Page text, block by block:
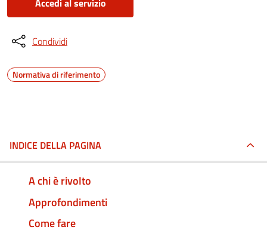
Accedi al servizio
Condividi
Normativa di riferimento
INDICE DELLA PAGINA
A chi è rivolto
Approfondimenti
Come fare